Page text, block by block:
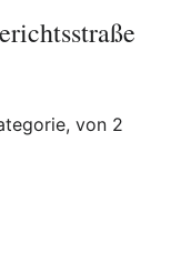
von 2